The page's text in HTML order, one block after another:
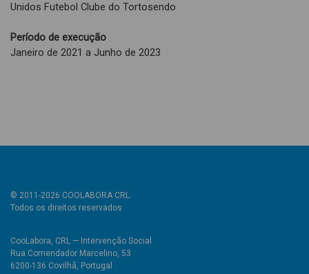
Unidos Futebol Clube do Tortosendo
Período de execução
Janeiro de 2021 a Junho de 2023
© 2011-2026 COOLABORA CRL
Todos os direitos reservados
CooLabora, CRL — Intervenção Social
Rua Comendador Marcelino, 53
6200-136 Covilhã, Portugal